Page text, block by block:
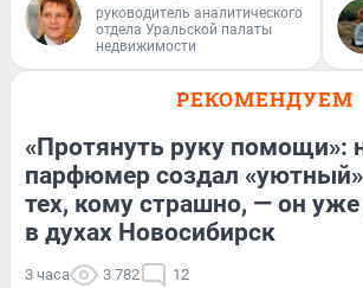
руководитель аналитического
отдела Уральской палаты
недвижимости
РЕКОМЕНДУЕМ
«Протянуть руку помощи»:
парфюмер создал
тех, кому страшно, — он уже
в духах Новосибирск
3 часа 3 782 12